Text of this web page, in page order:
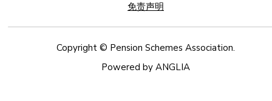
免责声明
Copyright © Pension Schemes Association.
Powered by ANGLIA